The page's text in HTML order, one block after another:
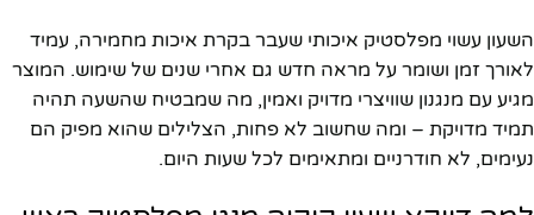
השעון עשוי מפלסטיק איכותי שעבר בקרת איכות מחמירה, עמיד
לאורך זמן ושומר על מראה חדש גם אחרי שנים של שימוש. המוצר
מגיע עם מנגנון שוויצרי מדויק ואמין, מה שמבטיח שהשעה תהיה
תמיד מדויקת – ומה שחשוב לא פחות, הצלילים שהוא מפיק הם
נעימים, לא חודרניים ומתאימים לכל שעות היום.